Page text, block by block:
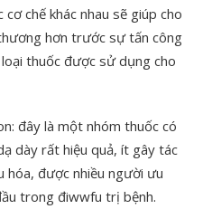
chế khác nhau sẽ giúp cho
hơn trước sự tấn công
thuốc được sử dụng cho
đây là một nhóm thuốc có
dày rất hiệu quả, ít gây tác
được nhiều người ưu
trong điwwfu trị bệnh.